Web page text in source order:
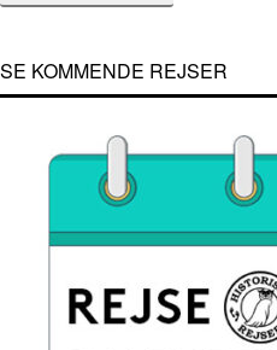
SE KOMMENDE REJSER